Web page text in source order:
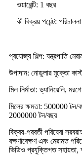
ওয়ারেন্টি: 1 বছর
কী বিক্রয় পয়েন্ট:
প্রযোজ্য শিল্প: যন্ত্রপাতি
উপাদান: নোডুলার মুক্তো
মিল নির্মাতা: ড্যানিয়েলি,
মিলের ক্ষমতা: 500000
2000000 টন/বছর
বিক্রয়-পরবর্তী পরিষেবা
রক্ষণাবেক্ষণ এবং মেরামত
ভিডিও প্রযুক্তিগত সহায়তা,